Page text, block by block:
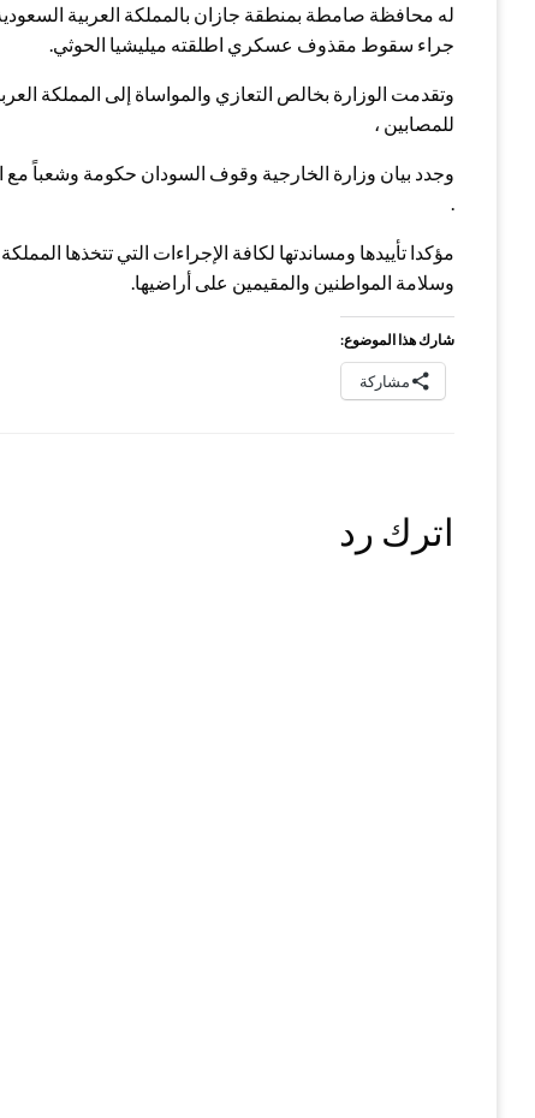
له محافظة صامطة بمنطقة جازان بالمملكة العربية
جراء سقوط مقذوف عسكري اطلقته ميليشيا الحوثي.
وتقدمت الوزارة بخالص التعازي والمواساة إلى المملكة
للمصابين ،
وجدد بيان وزارة الخارجية وقوف السودان حكومة وشعباً مع
مؤكدا تأييدها ومساندتها لكافة الإجراءات التي تتخذها
وسلامة المواطنين والمقيمين على أراضيها.
شارك هذا الموضوع:
مشاركة
اترك رد